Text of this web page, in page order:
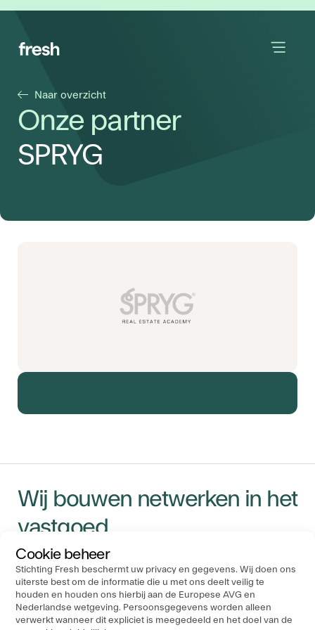
Cookie beheer
Stichting Fresh beschermt uw privacy en gegevens. Wij doen ons
uiterste best om de informatie die u met ons deelt veilig te
houden en houden ons hierbij aan de Europese AVG en
Nederlandse wetgeving. Persoonsgegevens worden alleen
verwerkt wanneer dit expliciet is meegedeeld en het doel van de
Naar overzicht
Onze partner
SPRYG
Wij bouwen netwerken in het
vastgoed
Navigatie
Evenementen
Ons Kantoor
Stichting FRESH
P.O. Box 19183
3501 DD Utrecht
Socials